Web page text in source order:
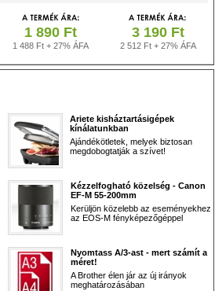
1 890 Ft
1 488 Ft + 27% ÁFA
3 190 Ft
2 512 Ft + 27% ÁFA
Ariete kisháztartásigépek
kínálatunkban
Ajándékötletek, melyek biztosan
megdobogtatják a szívet!
Kézzelfogható közelség - Canon
EF-M 55-200mm
Kerüljön közelebb az eseményekhez
az EOS-M fényképezőgéppel
Nyomtass A/3-ast - mert számít a
méret!
A Brother élen jár az új irányok
meghatározásában